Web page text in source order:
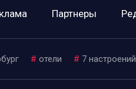
Партнеры
# отели # 7